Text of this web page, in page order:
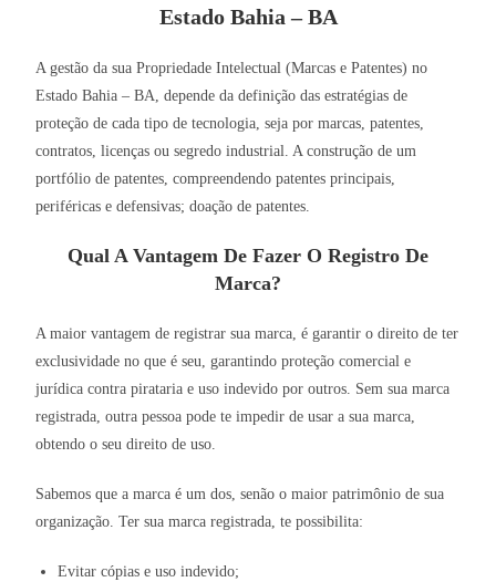
Estado Bahia – BA
A gestão da sua Propriedade Intelectual (Marcas e Patentes) no
Estado Bahia – BA, depende da definição das estratégias de
proteção de cada tipo de tecnologia, seja por marcas, patentes,
contratos, licenças ou segredo industrial. A construção de um
portfólio de patentes, compreendendo patentes principais,
periféricas e defensivas; doação de patentes.
Qual A Vantagem De Fazer O Registro De
Marca?
A maior vantagem de registrar sua marca, é garantir o direito de ter
exclusividade no que é seu, garantindo proteção comercial e
jurídica contra pirataria e uso indevido por outros. Sem sua marca
registrada, outra pessoa pode te impedir de usar a sua marca,
obtendo o seu direito de uso.
Sabemos que a marca é um dos, senão o maior patrimônio de sua
organização. Ter sua marca registrada, te possibilita:
Evitar cópias e uso indevido;